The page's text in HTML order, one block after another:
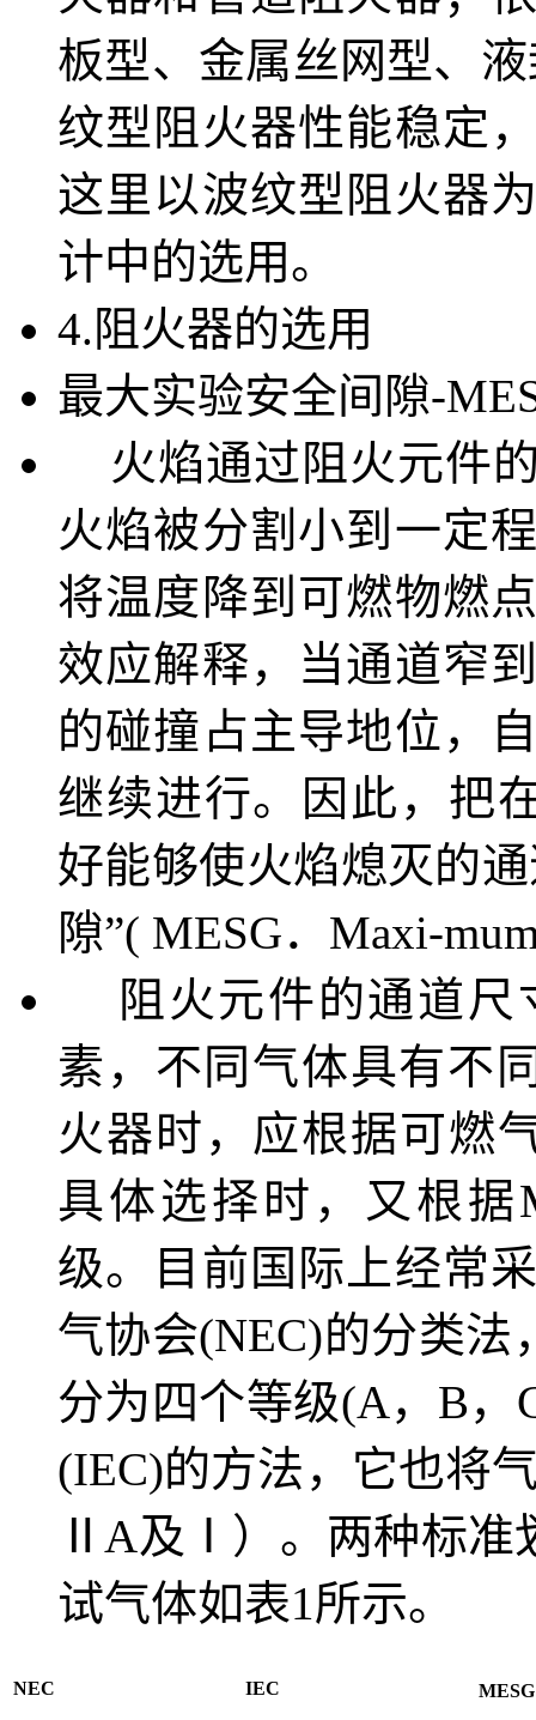
板型、金属丝网型、
纹型阻火器性能稳定
这里以波纹型阻火器
计中的选用。
4.阻火器的选用
最大实验安全间隙-
火焰通过阻火元件
火焰被分割小到一定
将温度降到可燃物燃
效应解释，当通道窄
的碰撞占主导地位，
继续进行。因此，把
好能够使火焰熄灭的
隙”( MESG．Maxi-
阻火元件的通道尺
素，不同气体具有不
火器时，应根据可燃
具体选择时，又根据
级。目前国际上经常
气协会(NEC)的分类法
分为四个等级(A，B，
(IEC)的方法，它也将
ⅡA及Ⅰ）。两种标准
试气体如表1所示。
NEC IEC MESG